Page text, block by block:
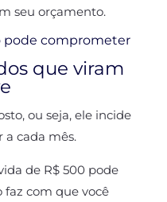
seu orçamento.
pode comprometer
que viram
ou seja, ele incide
a cada mês.
de R$ 500 pode
faz com que você